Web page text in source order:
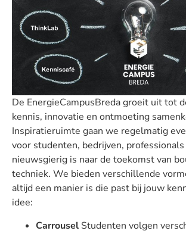
De EnergieCampusBreda groeit uit tot
kennis, innovatie en ontmoeting
Inspiratieruimte gaan we regelmatig
voor studenten, bedrijven,
nieuwsgierig is naar de toekomst van
techniek. We bieden verschillende
altijd een manier is die past bij jouw
idee:
Carrousel Studenten volgen